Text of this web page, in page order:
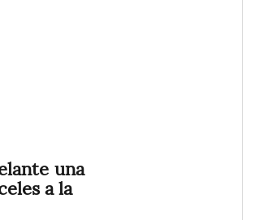
una
a la